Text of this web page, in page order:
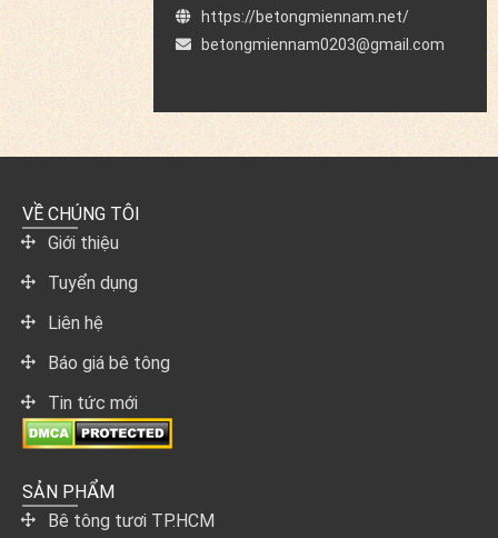
https://betongmiennam.net/
betongmiennam0203@gmail.com
VỀ CHÚNG TÔI
Giới thiệu
Tuyển dụng
Liên hệ
Báo giá bê tông
Tin tức mới
SẢN PHẨM
Bê tông tươi TP.HCM